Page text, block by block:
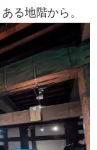
る地階から。